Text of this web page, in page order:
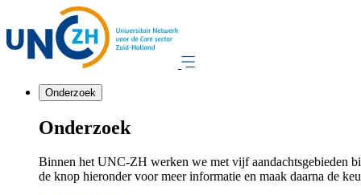
Onderzoek
Onderzoek
Binnen het UNC-ZH werken we met vijf aandachtsgebieden
de knop hieronder voor meer informatie en maak daarna de